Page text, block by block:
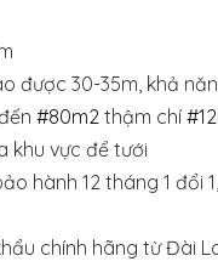
được 30-35m, khả
#80m2 thậm chí
khu vực để tưới
hành 12 tháng 1 đổi
chính hãng từ Đài